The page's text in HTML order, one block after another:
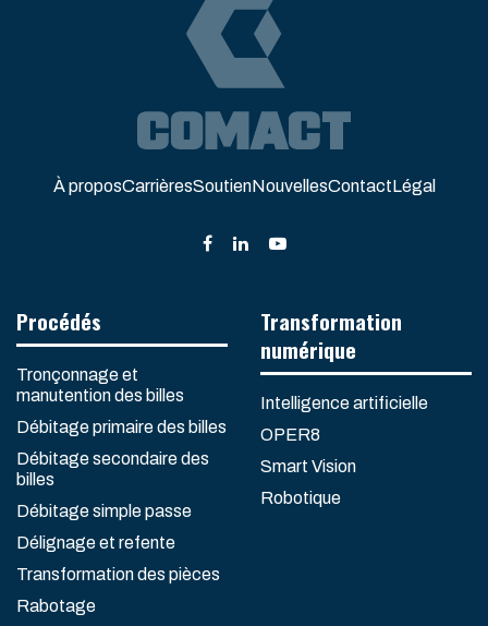
À proposCarrièresSoutienNouvellesContactLégal
Procédés
Tronçonnage et
manutention des billes
Débitage primaire des billes
Débitage secondaire des
billes
Débitage simple passe
Délignage et refente
Transformation des pièces
Rabotage
Transformation
numérique
Intelligence artificielle
OPER8
Smart Vision
Robotique